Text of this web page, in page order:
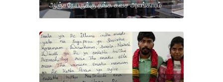
ஆஞ்சநேயருக்கு தங்க கவச அலங்காரம்